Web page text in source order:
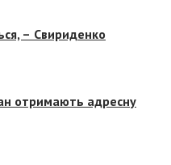
– Свириденко
отримають адресну